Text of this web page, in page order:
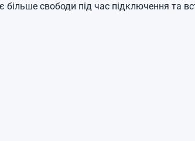
більше свободи під час підключення та